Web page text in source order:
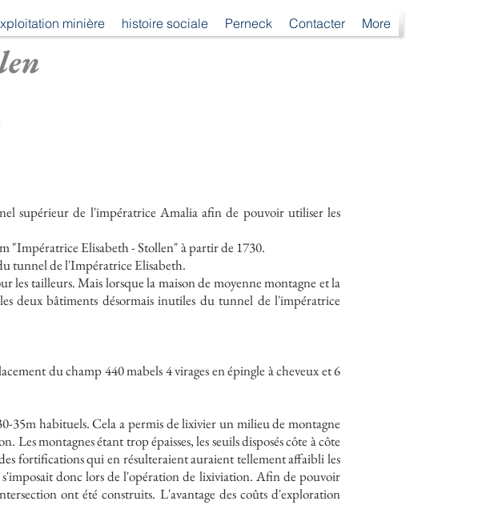
minière histoire sociale Perneck Contacter More
supérieur de l'impératrice Amalia afin de pouvoir utiliser les
"Impératrice Elisabeth - Stollen" à partir de 1730.
tunnel de l'Impératrice Elisabeth.
tailleurs. Mais lorsque la maison de moyenne montagne et la
deux bâtiments désormais inutiles du tunnel de l'impératrice
du champ 440 mabels 4 virages en épingle à cheveux et 6
35m habituels. Cela a permis de lixivier un milieu de montagne
montagnes étant trop épaisses, les seuils disposés côte à côte
fortifications qui en résulteraient auraient tellement affaibli les
donc lors de l'opération de lixiviation. Afin de pouvoir
ont été construits. L'avantage des coûts d'exploration